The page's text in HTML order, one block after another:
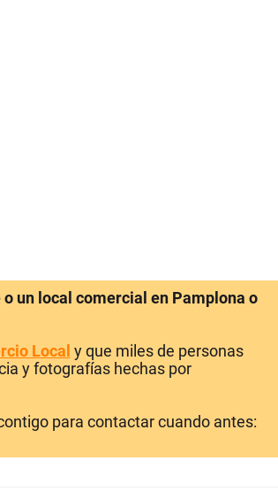
un local comercial en Pamplona o
Local y que miles de personas
y fotografías hechas por
para contactar cuando antes: